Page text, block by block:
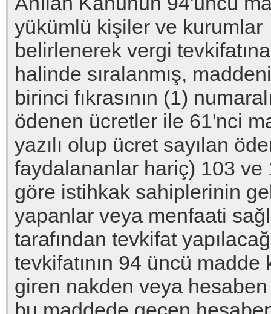
yükümlü kişiler ve kurumlar
belirlenerek vergi
halinde sıralanmış,
birinci fıkrasının (1)
ödenen ücretler ile 61'nci
yazılı olup ücret sayılan
faydalananlar hariç) 103
göre istihkak sahiplerinin
yapanlar veya menfaati
tarafından tevkifat
tevkifatının 94 üncü madde
giren nakden veya